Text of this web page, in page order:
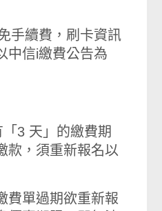
手續費，刷卡資訊
中信i繳費公告為
3 天」的繳費期
款，須重新報名以
費單過期欲重新報